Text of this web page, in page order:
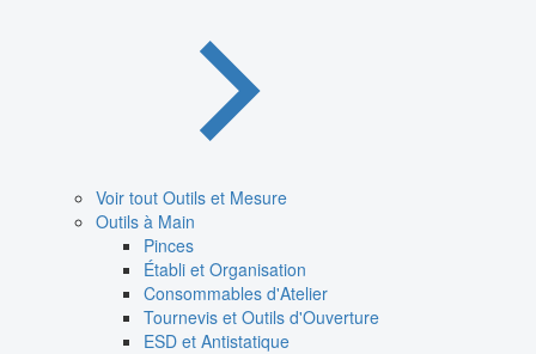
Voir tout Outils et Mesure
Outils à Main
Pinces
Établi et Organisation
Consommables d'Atelier
Tournevis et Outils d'Ouverture
ESD et Antistatique